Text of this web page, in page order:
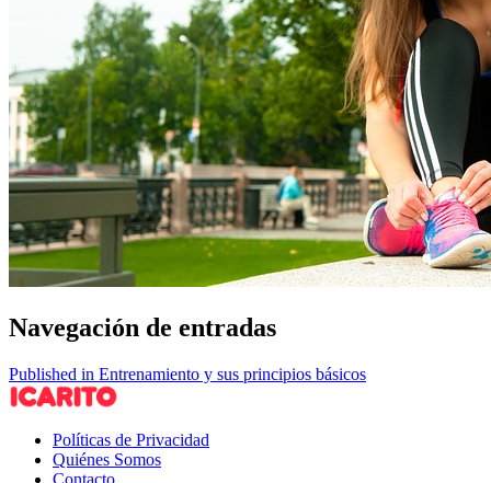
Navegación de entradas
Published in Entrenamiento y sus principios básicos
Políticas de Privacidad
Quiénes Somos
Contacto